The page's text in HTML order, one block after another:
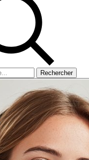
Rechercher